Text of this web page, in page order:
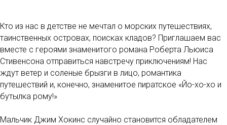
Кто из нас в детстве не мечтал о морских путешествиях,
таинственных островах, поисках кладов? Приглашаем вас
вместе с героями знаменитого романа Роберта Льюиса
Стивенсона отправиться навстречу приключениям! Нас
ждут ветер и соленые брызги в лицо, романтика
путешествий и, конечно, знаменитое пиратское «Йо-хо-хо и
бутылка рому!»
Мальчик Джим Хокинс случайно становится обладателем